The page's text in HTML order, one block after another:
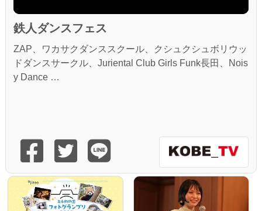
鉄人ダンスフェス
ZAP、ワカサクダンススクール、クシュクシュボリウッ
ドダンスサークル、Juriental Club Girls Funk長田、Nois
y Dance …